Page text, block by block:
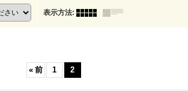
表示方法:
« 前 1 2